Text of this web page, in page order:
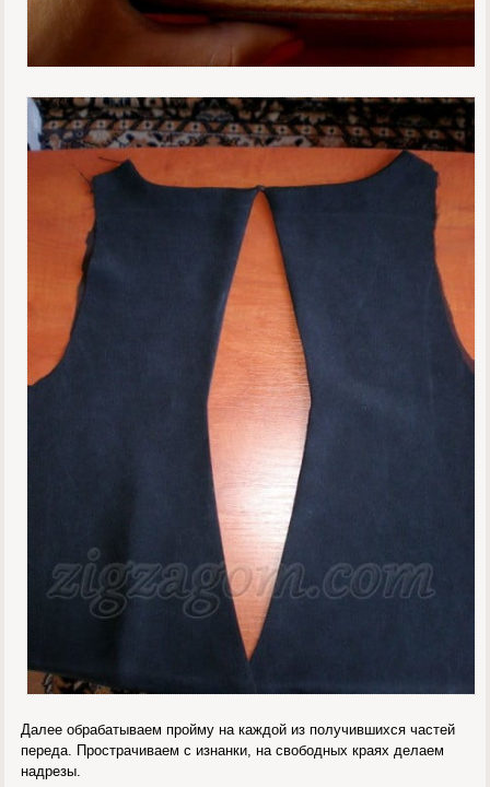
Далее обрабатываем пройму на каждой из получившихся частей
переда. Прострачиваем с изнанки, на свободных краях делаем
надрезы.